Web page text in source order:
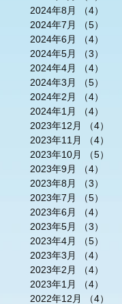
2024年8月
（4）
2024年7月
（5）
2024年6月
（4）
2024年5月
（3）
2024年4月
（4）
2024年3月
（5）
2024年2月
（4）
2024年1月
（4）
2023年12月
（4）
2023年11月
（4）
2023年10月
（5）
2023年9月
（4）
2023年8月
（3）
2023年7月
（5）
2023年6月
（4）
2023年5月
（3）
2023年4月
（5）
2023年3月
（4）
2023年2月
（4）
2023年1月
（4）
2022年12月
（4）